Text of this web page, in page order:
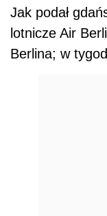
Jak podał
lotnicze Air
Berlina; w